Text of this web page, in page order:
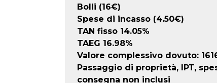
Bolli (16€)
Spese di incasso (4.50€)
TAN fisso 14.05%
TAEG 16.98%
Valore complessivo dovuto:
Passaggio di proprietà, IPT,
consegna non inclusi